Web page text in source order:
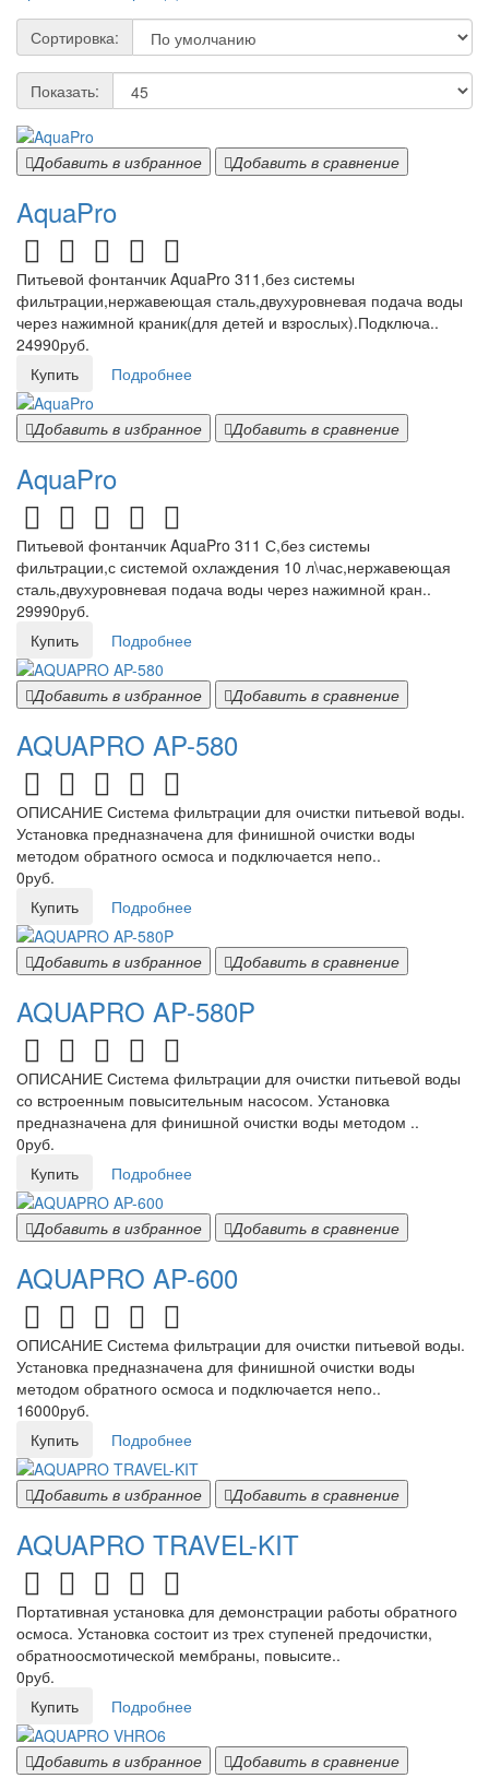
Сортировка:
Показать:
Добавить в избранное Добавить в сравнение
AquaPro
Питьевой фонтанчик AquaPro 311,без системы
фильтрации,нержавеющая сталь,двухуровневая подача воды
через нажимной краник(для детей и взрослых).Подключа..
24990руб.
Купить
Подробнее
Добавить в избранное Добавить в сравнение
AquaPro
Питьевой фонтанчик AquaPro 311 С,без системы
фильтрации,с системой охлаждения 10 л\час,нержавеющая
сталь,двухуровневая подача воды через нажимной кран..
29990руб.
Купить
Подробнее
Добавить в избранное Добавить в сравнение
AQUAPRO AP-580
ОПИСАНИЕ Система фильтрации для очистки питьевой воды.
Установка предназначена для финишной очистки воды
методом обратного осмоса и подключается непо..
0руб.
Купить
Подробнее
Добавить в избранное Добавить в сравнение
AQUAPRO AP-580P
ОПИСАНИЕ Система фильтрации для очистки питьевой воды
со встроенным повысительным насосом. Установка
предназначена для финишной очистки воды методом ..
0руб.
Купить
Подробнее
Добавить в избранное Добавить в сравнение
AQUAPRO AP-600
ОПИСАНИЕ Система фильтрации для очистки питьевой воды.
Установка предназначена для финишной очистки воды
методом обратного осмоса и подключается непо..
16000руб.
Купить
Подробнее
Добавить в избранное Добавить в сравнение
AQUAPRO TRAVEL-KIT
Портативная установка для демонстрации работы обратного
осмоса. Установка состоит из трех ступеней предочистки,
обратноосмотической мембраны, повысите..
0руб.
Купить
Подробнее
Добавить в избранное Добавить в сравнение